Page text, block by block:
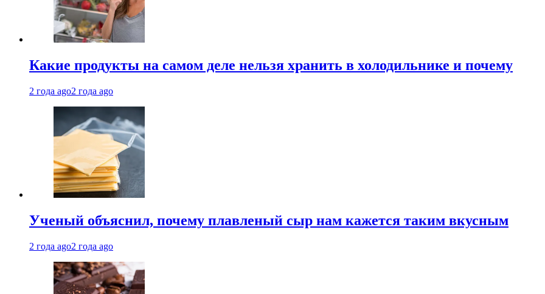
Какие продукты на самом деле нельзя хранить в холодильнике и почему
2 года ago2 года ago
Ученый объяснил, почему плавленый сыр нам кажется таким вкусным
2 года ago2 года ago